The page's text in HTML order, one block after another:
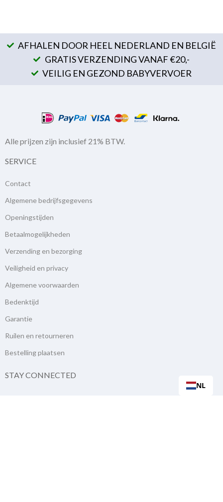
AFHALEN DOOR HEEL NEDERLAND EN BELGIË
GRATIS VERZENDING VANAF €20,-
VEILIG EN GEZOND BABYVERVOER
Alle prijzen zijn inclusief 21% BTW.
SERVICE
Contact
Algemene bedrijfsgegevens
Openingstijden
Betaalmogelijkheden
Verzending en bezorging
Veiligheid en privacy
Algemene voorwaarden
Bedenktijd
Garantie
Ruilen en retourneren
Bestelling plaatsen
STAY CONNECTED
NL